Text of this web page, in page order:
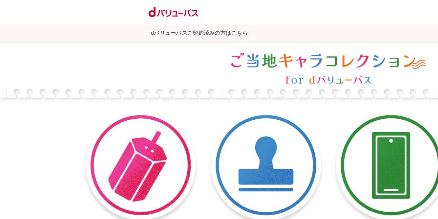
dバリューパスご契約済みの方はこちら